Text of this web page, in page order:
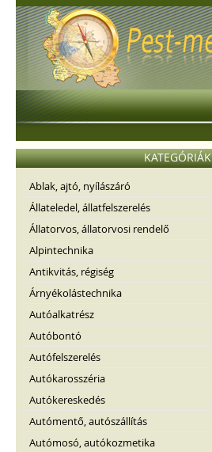
KATEGÓRIÁK
Ablak, ajtó, nyílászáró
Állateledel, állatfelszerelés
Állatorvos, állatorvosi rendelő
Alpintechnika
Antikvitás, régiség
Árnyékolástechnika
Autóalkatrész
Autóbontó
Autófelszerelés
Autókarosszéria
Autókereskedés
Autómentő, autószállítás
Autómosó, autókozmetika